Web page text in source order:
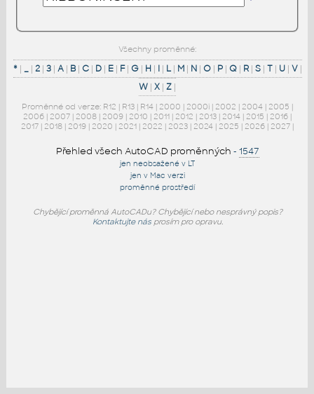
Všechny proměnné:
*| _| 2| 3| A| B| C| D| E| F| G| H | I| L| M| N| O| P| Q| R| S| T| U| V|
W | X | Z |
Proměnné od verze: R12 | R13 | R14 | 2000 | 2000i | 2002 | 2004 | 2005 |
2006 | 2007 | 2008 | 2009 | 2010 | 2011 | 2012 | 2013 | 2014 | 2015 | 2016 |
2017 | 2018 | 2019 | 2020 | 2021 | 2022 | 2023 | 2024 | 2025 | 2026 | 2027 |
Přehled všech AutoCAD proměnných - 1547
jen neobsažené v LT
jen v Mac verzi
proměnné prostředí
Chybějící proměnná AutoCADu? Chybějící nebo nesprávný popis?
Kontaktujte násprosím pro opravu.